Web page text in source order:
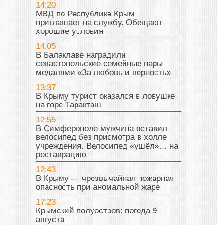
14:20
МВД по Республике Крым
приглашает на службу. Обещают
хорошие условия
14:05
В Балаклаве наградили
севастопольские семейные пары
медалями «За любовь и верность»
13:37
В Крыму турист оказался в ловушке
на горе Таракташ
12:55
В Симферополе мужчина оставил
велосипед без присмотра в холле
учреждения. Велосипед «ушёл»… на
реставрацию
12:43
В Крыму — чрезвычайная пожарная
опасность при аномальной жаре
17:23
Крымский полуостров: погода 9
августа